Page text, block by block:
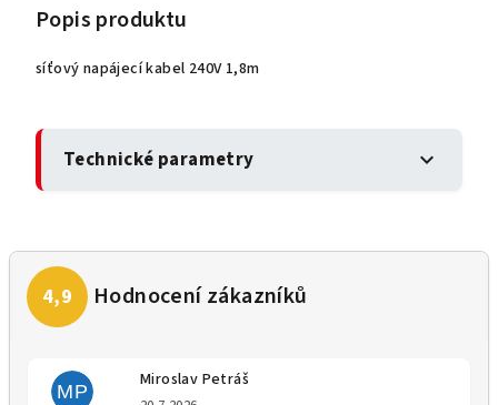
Popis produktu
síťový napájecí kabel 240V 1,8m
Technické parametry expand_more
MP
Miroslav Petráš